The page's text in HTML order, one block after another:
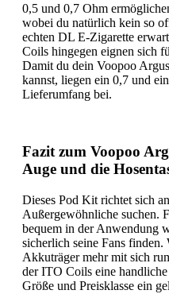
0,5 und 0,7 Ohm
wobei du natürlich kein so
echten DL E-Zigarette
Coils hingegen eignen sich
Damit du dein Voopoo
kannst, liegen ein 0,7 und
Lieferumfang bei.
Fazit zum Voopoo
Auge und die
Dieses Pod Kit richtet sich
Außergewöhnliche suchen.
bequem in der Anwendung
sicherlich seine Fans
Akkuträger mehr mit sich
der ITO Coils eine
Größe und Preisklasse ein